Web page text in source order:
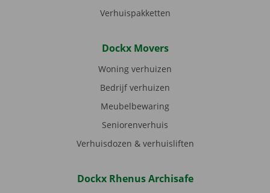
Verhuispakketten
Dockx Movers
Woning verhuizen
Bedrijf verhuizen
Meubelbewaring
Seniorenverhuis
Verhuisdozen & verhuisliften
Dockx Rhenus Archisafe